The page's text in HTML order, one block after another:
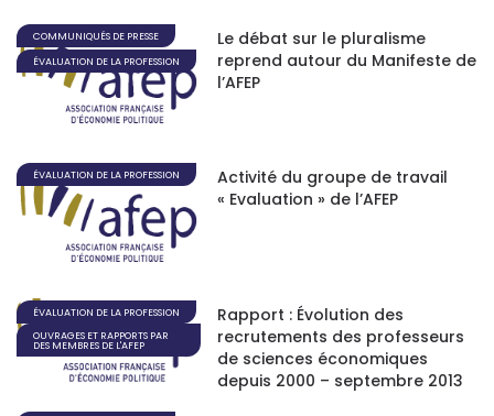
COMMUNIQUÉS DE PRESSE
ÉVALUATION DE LA PROFESSION
Le débat sur le pluralisme
reprend autour du Manifeste de
l’AFEP
ÉVALUATION DE LA PROFESSION
Activité du groupe de travail
« Evaluation » de l’AFEP
ÉVALUATION DE LA PROFESSION
OUVRAGES ET RAPPORTS PAR
DES MEMBRES DE L'AFEP
Rapport : Évolution des
recrutements des professeurs
de sciences économiques
depuis 2000 – septembre 2013